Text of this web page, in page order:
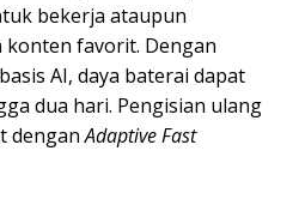
bekerja ataupun
favorit. Dengan
AI, daya baterai dapat
dua hari. Pengisian ulang
denganAdaptive Fast